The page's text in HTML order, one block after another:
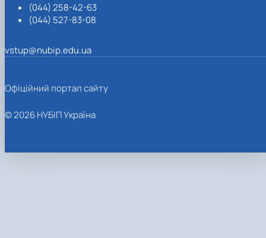
(044) 258-42-63
(044) 527-83-08
vstup@nubip.edu.ua
Офіційний портал сайту
© 2026 НУБІП Україна